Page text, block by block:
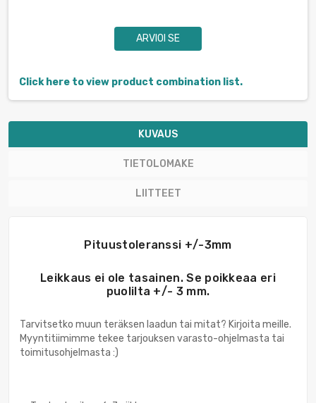
ARVIOI SE
Click here to view product combination list.
KUVAUS
TIETOLOMAKE
LIITTEET
Pituustoleranssi +/-3mm
Leikkaus ei ole tasainen. Se poikkeaa eri
puolilta +/- 3 mm.
Tarvitsetko muun teräksen laadun tai mitat? Kirjoita meille.
Myyntitiimimme tekee tarjouksen varasto-ohjelmasta tai
toimitusohjelmasta :)